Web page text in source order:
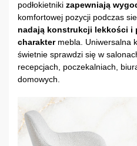
podłokietniki zapewniają
komfortowej pozycji podczas
nadają konstrukcji lekkości i
charaktermebla. Uniwersalna
świetnie sprawdzi się w
recepcjach, poczekalniach,
domowych.